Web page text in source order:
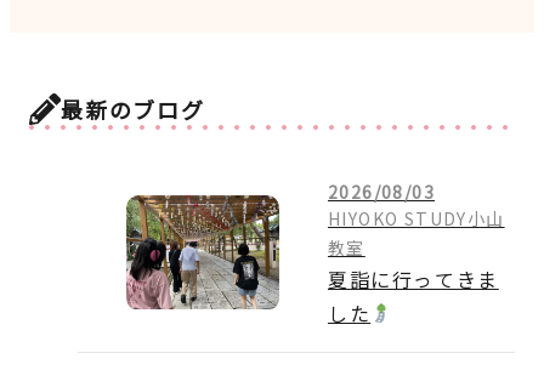
最新のブログ
2026/08/03
HIYOKO STUDY小山
教室
夏詣に行ってきま
した